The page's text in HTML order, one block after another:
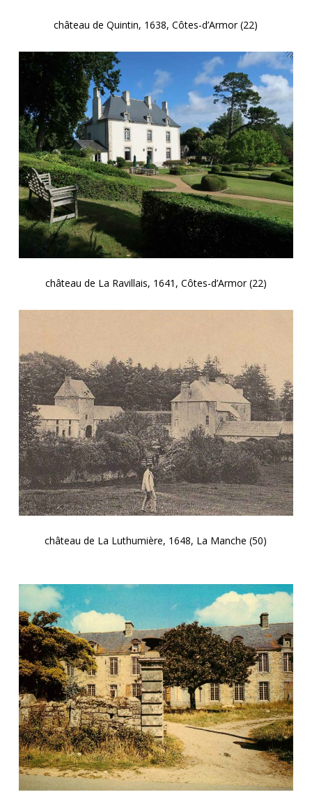
château de Quintin, 1638, Côtes-d’Armor (22)
château de La Ravillais, 1641, Côtes-d’Armor (22)
château de La Luthumière, 1648, La Manche (50)